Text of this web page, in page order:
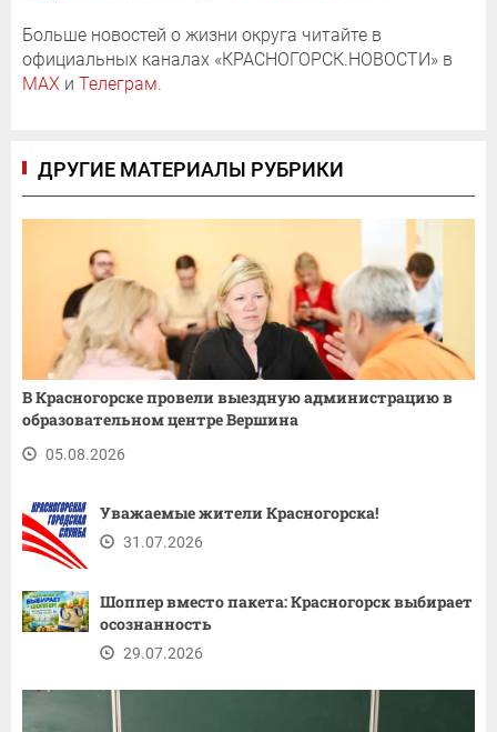
Больше новостей о жизни округа читайте в
официальных каналах «КРАСНОГОРСК.НОВОСТИ» в
MAX и Телеграм.
ДРУГИЕ МАТЕРИАЛЫ РУБРИКИ
В Красногорске провели выездную администрацию в
образовательном центре Вершина
05.08.2026
Уважаемые жители Красногорска!
31.07.2026
Шоппер вместо пакета: Красногорск выбирает
осознанность
29.07.2026